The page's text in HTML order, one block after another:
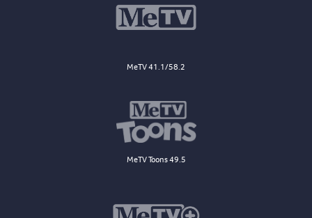
MeTV 41.1/58.2
MeTV Toons 49.5